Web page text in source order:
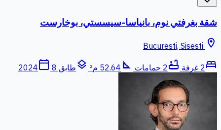
شقة بغرفتي نوم، بانياسا-سيسستي، بوخارست
location_on
bed2 غرفة bathtub2 حمامات square_foot 52.64 م² layers طابق 8 calendar_today
2024